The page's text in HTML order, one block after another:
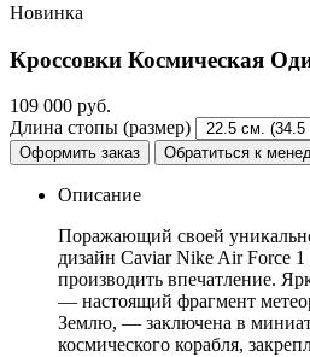
Новинка
Кроссовки Космическая
109 000 руб.
Длина стопы (размер)
Оформить заказ Обратиться к
Описание
Поражающий своей
дизайн Caviar Nike Air Force
производить впечатление.
— настоящий фрагмент
Землю, — заключена в
космического корабля,